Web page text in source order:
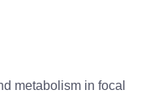
metabolism in focal